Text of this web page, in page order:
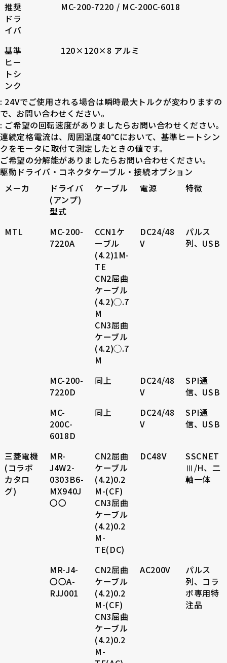
推奨
ドラ
イバ
MC-200-7220 / MC-200C-6018
基準
ヒー
トシ
ンク
120×120×8 アルミ
: 24Vでご使用される場合は瞬時最大トルクが変わりますの
で、お問い合わせください。
: ご希望の回転速度がありましたらお問い合わせください。
連続定格電流は、周囲温度40℃において、基準ヒートシン
クをモータに取付て測定したときの値です。
ご希望の分解能がありましたらお問い合わせください。
駆動ドライバ・コネクタケーブル・接続オプション
メーカ
ドライバ
(アンプ)
型式
ケーブル 電源 特徴
MTL
MC-200-
7220A
CCN1ケ
ーブル
(4.2)1M-
TE
CN2屈曲
ケーブル
(4.2)◯.7
M
CN3屈曲
ケーブル
(4.2)◯.7
M
DC24/48
V
パルス
列、USB
MC-200-
7220D
同上
DC24/48
V
SPI通
信、USB
MC-
200C-
6018D
同上
DC24/48
V
SPI通
信、USB
三菱電機
(コラボ
カタロ
グ)
MR-
J4W2-
0303B6-
MX940J
〇〇
CN2屈曲
ケーブル
(4.2)0.2
M-(CF)
CN3屈曲
ケーブル
(4.2)0.2
M-
TE(DC)
DC48V
SSCNET
Ⅲ/H、二
軸一体
MR-J4-
〇〇A-
RJJ001
CN2屈曲
ケーブル
(4.2)0.2
M-(CF)
CN3屈曲
ケーブル
(4.2)0.2
M-
AC200V
パルス
列、コラ
ボ専用特
注品